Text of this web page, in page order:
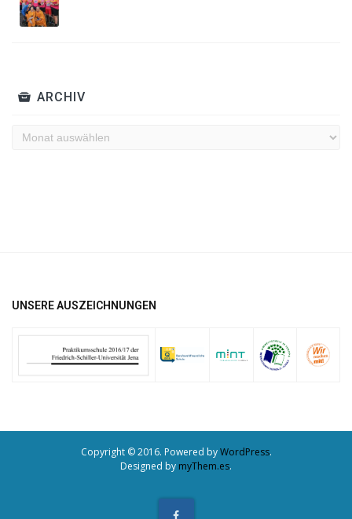
ARCHIV
Archiv
UNSERE AUSZEICHNUNGEN
Copyright © 2016. Powered byWordPress.
Designed by myThem.es.